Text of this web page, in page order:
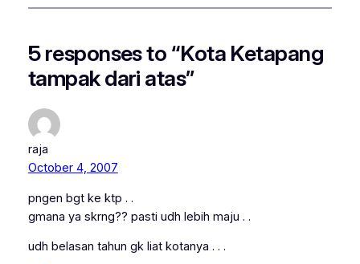
5 responses to “Kota Ketapang
tampak dari atas”
raja
October 4, 2007
pngen bgt ke ktp . .
gmana ya skrng?? pasti udh lebih maju . .
udh belasan tahun gk liat kotanya . . .